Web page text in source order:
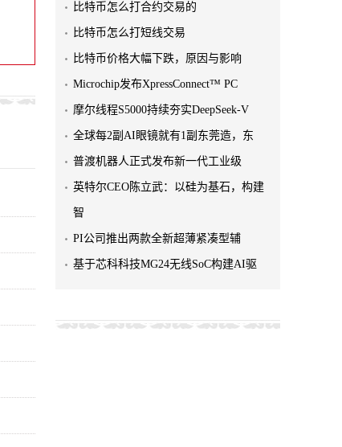
比特币怎么打合约交易的
比特币怎么打短线交易
比特币价格大幅下跌，原因与影响
Microchip发布XpressConnect™ PC
摩尔线程S5000持续夯实DeepSeek-V
全球每2副AI眼镜就有1副东莞造，东
普渡机器人正式发布新一代工业级
英特尔CEO陈立武：以硅为基石，构建
智
PI公司推出两款全新超薄紧凑型辅
基于芯科科技MG24无线SoC构建AI驱